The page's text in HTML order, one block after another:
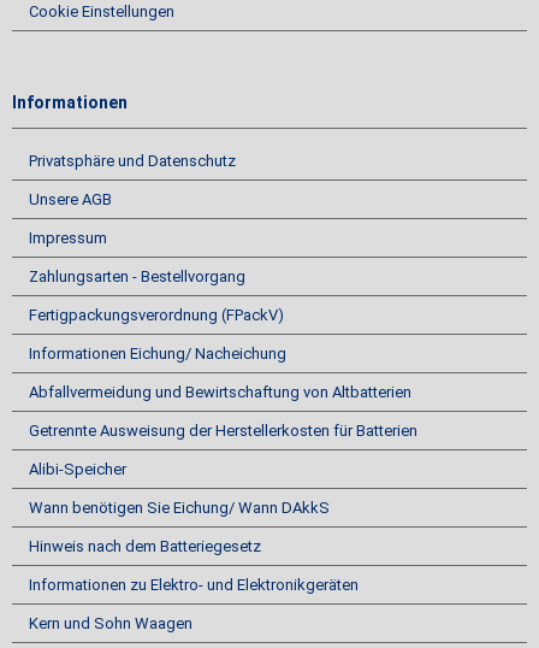
Cookie Einstellungen
Informationen
Privatsphäre und Datenschutz
Unsere AGB
Impressum
Zahlungsarten - Bestellvorgang
Fertigpackungsverordnung (FPackV)
Informationen Eichung/ Nacheichung
Abfallvermeidung und Bewirtschaftung von Altbatterien
Getrennte Ausweisung der Herstellerkosten für Batterien
Alibi-Speicher
Wann benötigen Sie Eichung/ Wann DAkkS
Hinweis nach dem Batteriegesetz
Informationen zu Elektro- und Elektronikgeräten
Kern und Sohn Waagen